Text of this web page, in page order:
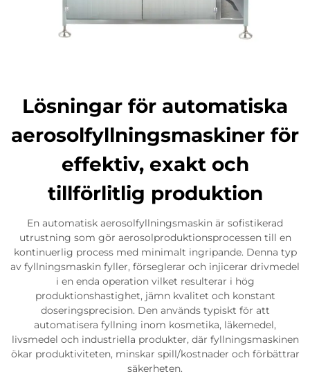
Lösningar för automatiska
aerosolfyllningsmaskiner för
effektiv, exakt och
tillförlitlig produktion
En automatisk aerosolfyllningsmaskin är sofistikerad
utrustning som gör aerosolproduktionsprocessen till en
kontinuerlig process med minimalt ingripande. Denna typ
av fyllningsmaskin fyller, förseglerar och injicerar drivmedel
i en enda operation vilket resulterar i hög
produktionshastighet, jämn kvalitet och konstant
doseringsprecision. Den används typiskt för att
automatisera fyllning inom kosmetika, läkemedel,
livsmedel och industriella produkter, där fyllningsmaskinen
ökar produktiviteten, minskar spill/kostnader och förbättrar
säkerheten.